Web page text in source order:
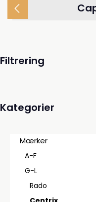
Filtrering
Kategorier
Mærker
A-F
G-L
Rado